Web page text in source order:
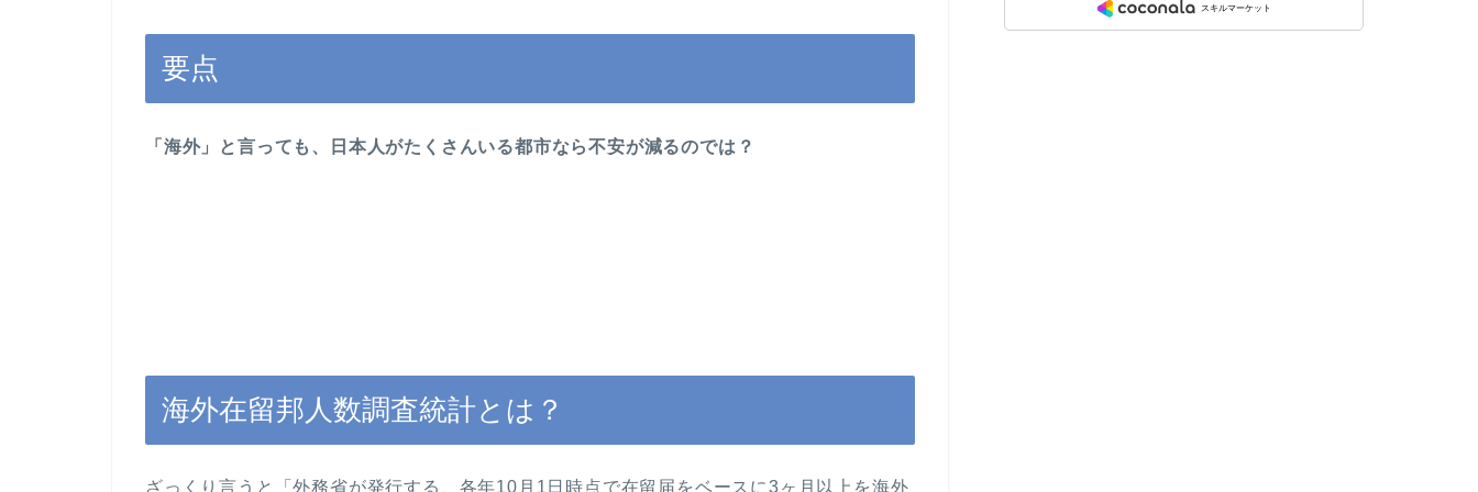
要点
「海外」と言っても、日本人がたくさんいる都市なら不安が減るのでは？
海外在留邦人数調査統計とは？
ざっくり言うと「外務省が発行する、各年10月1日時点で在留届をベースに3ヶ月以上を海外